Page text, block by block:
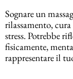
Sognare un
rilassamento,
stress. Potrebbe
fisicamente,
rappresentare il